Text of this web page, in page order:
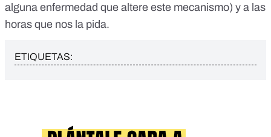
alguna enfermedad que altere este mecanismo) y a las
horas que nos la pida.
ETIQUETAS: